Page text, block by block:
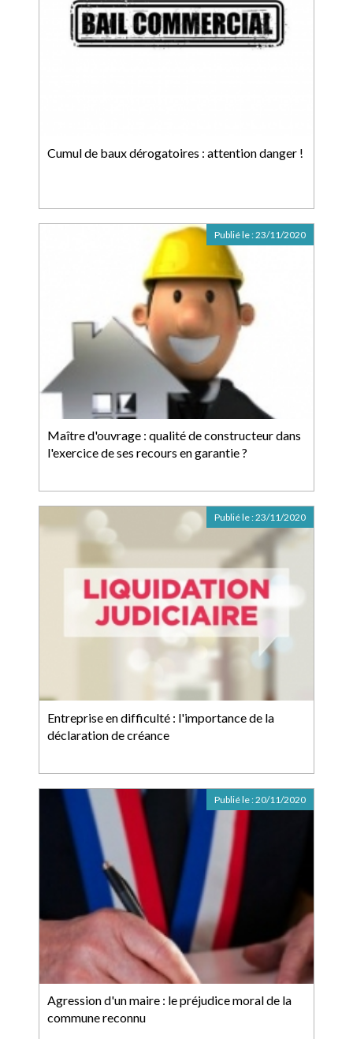
Cumul de baux dérogatoires : attention danger !
Maître d'ouvrage : qualité de constructeur dans
l'exercice de ses recours en garantie ?
Publié le :23/11/2020
Entreprise en difficulté : l'importance de la
déclaration de créance
Publié le :23/11/2020
Agression d'un maire : le préjudice moral de la
commune reconnu
Publié le :20/11/2020